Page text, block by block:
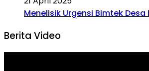
Menelisik Urgensi Bimtek
Berita Video